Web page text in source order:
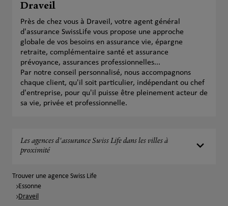
Draveil
Près de chez vous à Draveil, votre agent général
d'assurance SwissLife vous propose une approche
globale de vos besoins en assurance vie, épargne
retraite, complémentaire santé et assurance
prévoyance, assurances professionnelles...
Par notre conseil personnalisé, nous accompagnons
chaque client, qu'il soit particulier, indépendant ou chef
d'entreprise, pour qu'il puisse être pleinement acteur de
sa vie, privée et professionnelle.
Les agences d'assurance Swiss Life dans les villes à
proximité
Trouver une agence Swiss Life
Essonne
Draveil